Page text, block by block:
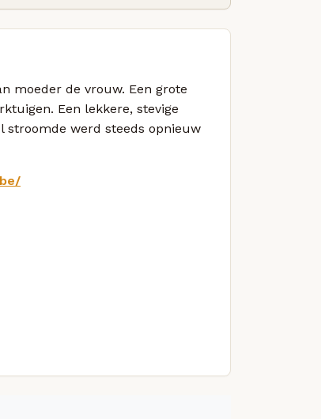
moeder de vrouw. Een grote
Een lekkere, stevige
stroomde werd steeds opnieuw